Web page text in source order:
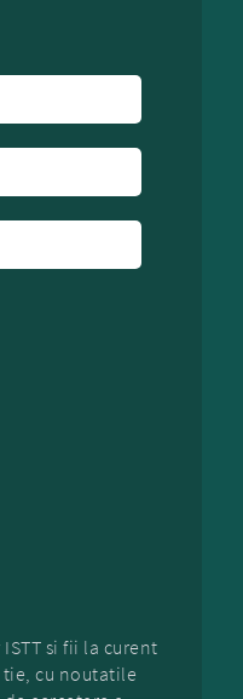
si fii la curent
cu noutatile